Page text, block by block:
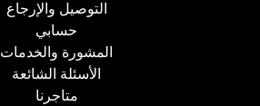
التوصيل والإرجاع
حسابي
المشورة والخدمات
الأسئلة الشائعة
متاجرنا